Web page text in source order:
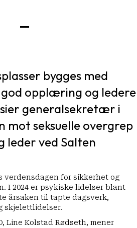
bygges med
opplæring og ledere
generalsekretær i
mot seksuelle overgrep
leder ved Salten
verdensdagen for sikkerhet og
I 2024 er psykiske lidelser blant
årsaken til tapte dagsverk,
skjelettlidelser.
Line Kolstad Rødseth, mener